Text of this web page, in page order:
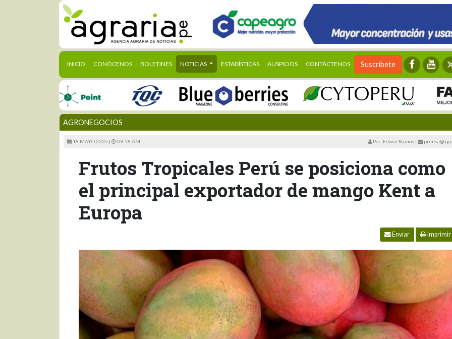
INICIO (CURRENT)
CONÓCENOS BOLETINES NOTICIAS ESTADÍSTICAS AUSPICIOS CONTÁCTENOS Suscríbete
AGRONEGOCIOS
18 MAYO 2026 | 09:58 AM Por: Edwin Ramos |
Frutos Tropicales Perú se posiciona como
el principal exportador de mango Kent a
Europa
Enviar Imprimir